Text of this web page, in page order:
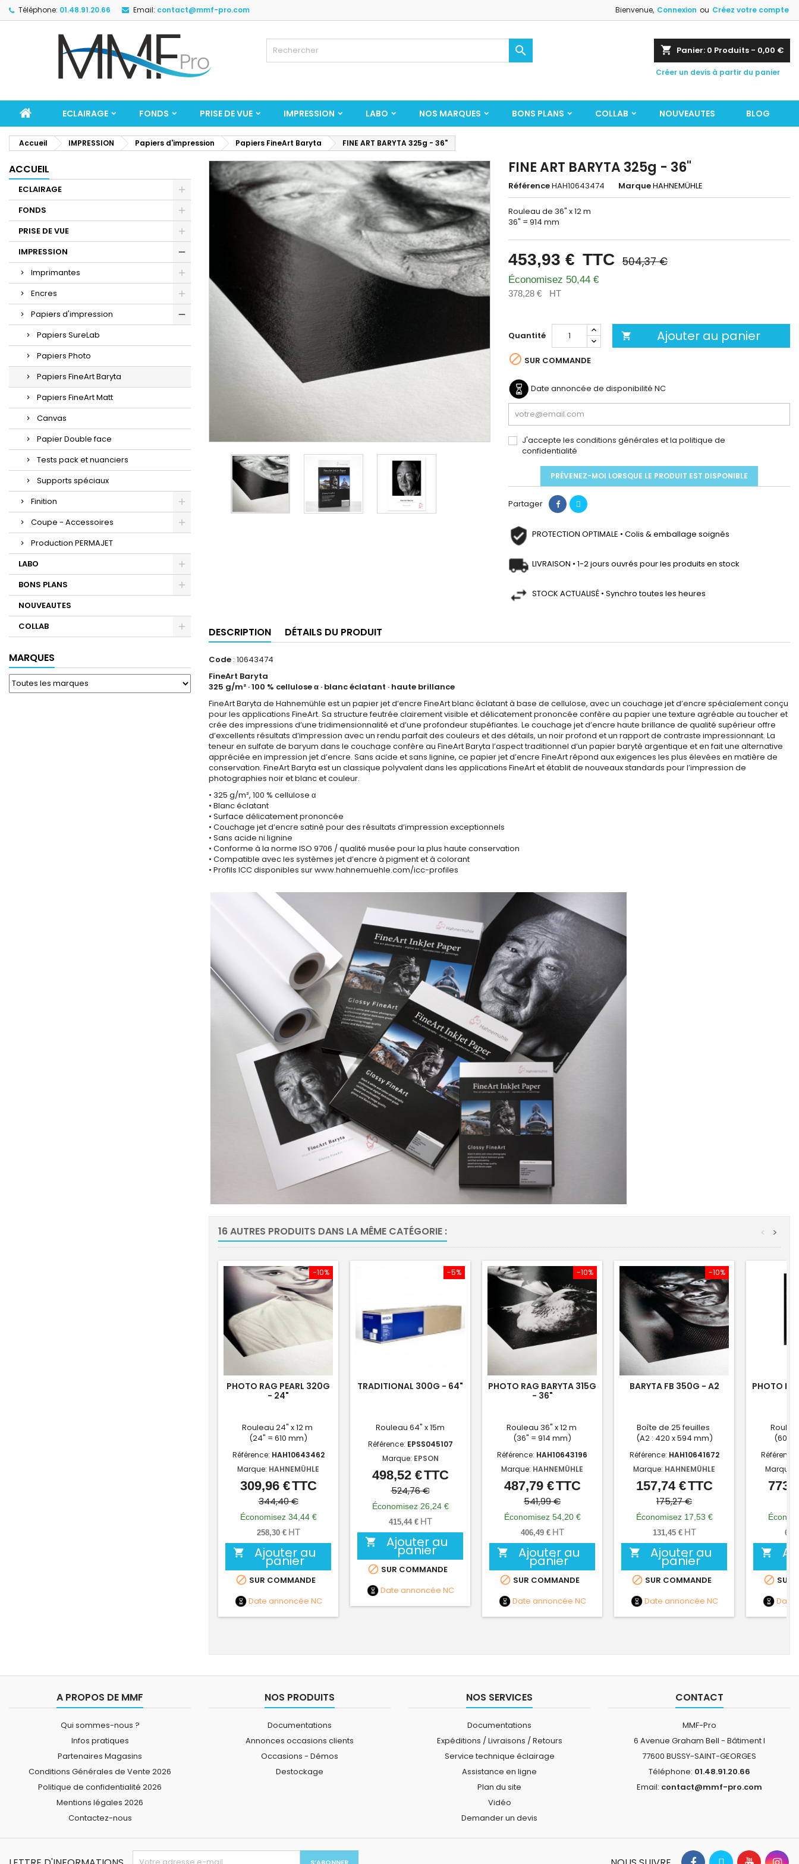
Téléphone: 01.48.91.20.66 Email: contact@mmf-pro.com Bienvenue, Connexion ou Créez votre compte
shopping_cart Panier: 0 Produits - 0,00 €
Créer un devis à partir du panier

ECLAIRAGE FONDS PRISE DE VUE IMPRESSION LABO NOS MARQUES BONS PLANS COLLAB NOUVEAUTES BLOG
Accueil IMPRESSION Papiers d'impression Papiers FineArt Baryta FINE ART BARYTA 325g - 36"
ACCUEIL
ECLAIRAGE
FONDS
PRISE DE VUE
IMPRESSION
Imprimantes
Encres
Papiers d'impression
Papiers SureLab
Papiers Photo
Papiers FineArt Baryta
Papiers FineArt Matt
Canvas
Papier Double face
Tests pack et nuanciers
Supports spéciaux
Finition
Coupe - Accessoires
Production PERMAJET
LABO
BONS PLANS
NOUVEAUTES
COLLAB
MARQUES
FINE ART BARYTA 325g - 36"
RéférenceHAH10643474 MarqueHAHNEMÜHLE
Rouleau de 36" x 12 m
36" = 914 mm
453,93 € TTC 504,37 €
Économisez 50,44 €
378,28 € HT
Quantité  Ajouter au panier
 SUR COMMANDE
Date annoncée de disponibilité NC
J'accepte les conditions générales et la politique de
confidentialité
PRÉVENEZ-MOI LORSQUE LE PRODUIT EST DISPONIBLE
Partager
PROTECTION OPTIMALE • Colis & emballage soignés
LIVRAISON • 1-2 jours ouvrés pour les produits en stock
STOCK ACTUALISÉ • Synchro toutes les heures
DESCRIPTION DÉTAILS DU PRODUIT
Code : 10643474
FineArt Baryta
325 g/m² · 100 % cellulose α · blanc éclatant · haute brillance
FineArt Baryta de Hahnemühle est un papier jet d’encre FineArt blanc éclatant à base de cellulose, avec un couchage jet d’encre spécialement conçu
pour les applications FineArt. Sa structure feutrée clairement visible et délicatement prononcée confère au papier une texture agréable au toucher et
crée des impressions d’une tridimensionnalité et d’une profondeur stupéfiantes. Le couchage jet d’encre haute brillance de qualité supérieur offre
d’excellents résultats d’impression avec un rendu parfait des couleurs et des détails, un noir profond et un rapport de contraste impressionnant. La
teneur en sulfate de baryum dans le couchage confère au FineArt Baryta l’aspect traditionnel d’un papier baryté argentique et en fait une alternative
appréciée en impression jet d’encre. Sans acide et sans lignine, ce papier jet d’encre FineArt répond aux exigences les plus élevées en matière de
conservation. FineArt Baryta est un classique polyvalent dans les applications FineArt et établit de nouveaux standards pour l’impression de
photographies noir et blanc et couleur.
• 325 g/m², 100 % cellulose α
• Blanc éclatant
• Surface délicatement prononcée
• Couchage jet d’encre satiné pour des résultats d’impression exceptionnels
• Sans acide ni lignine
• Conforme à la norme ISO 9706 / qualité musée pour la plus haute conservation
• Compatible avec les systèmes jet d’encre à pigment et à colorant
• Profils ICC disponibles sur www.hahnemuehle.com/icc-profiles
16 AUTRES PRODUITS DANS LA MÊME CATÉGORIE : >
<
-10%
PHOTO RAG PEARL 320G
- 24"
Rouleau 24" x 12 m
(24" = 610 mm)
Référence: HAH10643462
Marque: HAHNEMÜHLE
Prix
Prix
de
base
309,96 €TTC
344,40 €
Économisez 34,44 €
258,30 € HT
 Ajouter au
panier
 SUR COMMANDE
Date annoncée NC
-5%
TRADITIONAL 300G - 64"
Rouleau 64" x 15m
Référence: EPSS045107
Marque: EPSON
Prix
Prix
de
base
498,52 €TTC
524,76 €
Économisez 26,24 €
415,44 € HT
 Ajouter au
panier
 SUR COMMANDE
Date annoncée NC
-10%
PHOTO RAG BARYTA 315G
- 36"
Rouleau 36" x 12 m
(36" = 914 mm)
Référence: HAH10643196
Marque: HAHNEMÜHLE
Prix
Prix
de
base
487,79 €TTC
541,99 €
Économisez 54,20 €
406,49 € HT
 Ajouter au
panier
 SUR COMMANDE
Date annoncée NC
-10%
BARYTA FB 350G - A2
Boîte de 25 feuilles
(A2 : 420 x 594 mm)
Référence: HAH10641672
Marque: HAHNEMÜHLE
Prix
Prix
de
base
157,74 €TTC
175,27 €
Économisez 17,53 €
131,45 € HT
 Ajouter au
panier
 SUR COMMANDE
Date annoncée NC
PHOTO
(60" =
Marque:

 SUR
Date
A PROPOS DE MMF
Qui sommes-nous ?
Infos pratiques
Partenaires Magasins
Conditions Générales de Vente 2026
Politique de confidentialité 2026
Mentions légales 2026
Contactez-nous
NOS PRODUITS
Documentations
Annonces occasions clients
Occasions - Démos
Destockage
NOS SERVICES
Documentations
Expéditions / Livraisons / Retours
Service technique éclairage
Assistance en ligne
Plan du site
Vidéo
Demander un devis
CONTACT
MMF-Pro
6 Avenue Graham Bell - Bâtiment I
77600 BUSSY-SAINT-GEORGES
Téléphone: 01.48.91.20.66
Email: contact@mmf-pro.com